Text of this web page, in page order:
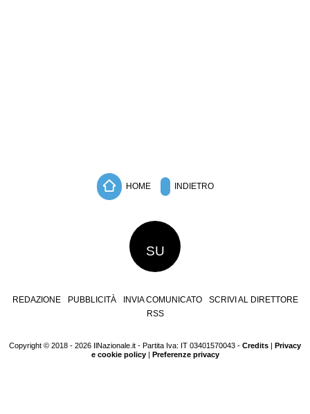
HOME INDIETRO
SU
REDAZIONE PUBBLICITÀ INVIA COMUNICATO
SCRIVI AL DIRETTORE
RSS
Copyright © 2018 - 2026 IlNazionale.it - Partita Iva: IT 03401570043 - Credits | Privacy
e cookie policy| Preferenze privacy